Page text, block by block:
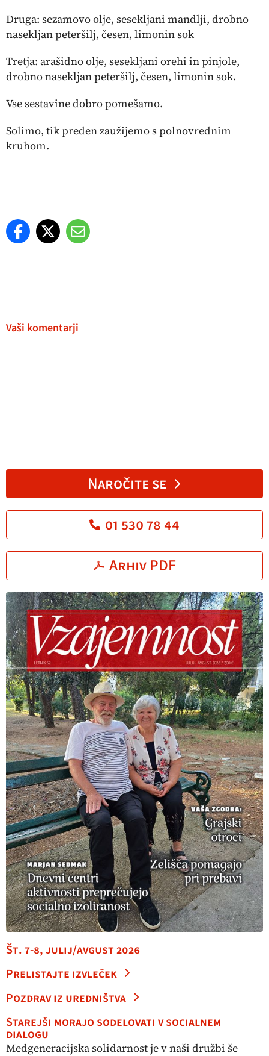
Druga: sezamovo olje, sesekljani mandlji, drobno
nasekljan peteršilj, česen, limonin sok
Tretja: arašidno olje, sesekljani orehi in pinjole,
drobno nasekljan peteršilj, česen, limonin sok.
Vse sestavine dobro pomešamo.
Solimo, tik preden zaužijemo s polnovrednim
kruhom.
Vaši komentarji
Naročite se
01 530 78 44
Arhiv PDF
Št. 7-8, julij/avgust 2026
Prelistajte izvleček
Pozdrav iz uredništva
Starejši morajo sodelovati v socialnem
dialogu
Medgeneracijska solidarnost je v naši družbi še